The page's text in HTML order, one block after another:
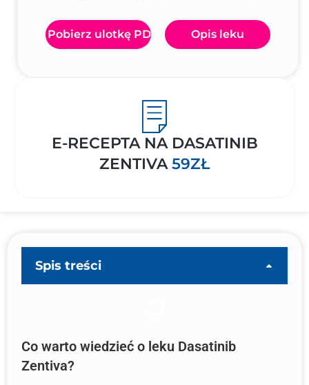
Pobierz ulotkę PDF Opis leku
E-RECEPTA NA DASATINIB
ZENTIVA59ZŁ
Spis treści
Co warto wiedzieć o leku Dasatinib
Zentiva?